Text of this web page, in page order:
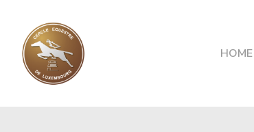
content
HOME